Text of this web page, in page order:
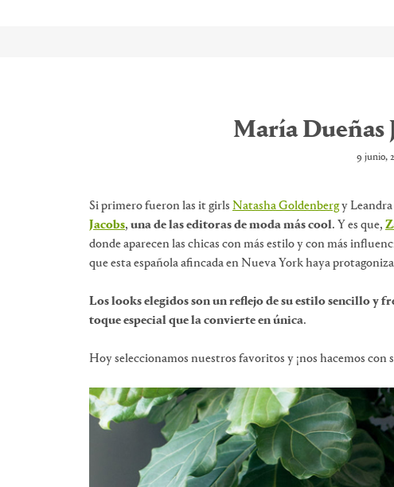
María Dueñas
9 junio,
Si primero fueron las it girls Natasha Goldenbergy Leandra
Jacobs, una de las editoras de moda más cool. Y es que,
donde aparecen las chicas con más estilo y con más
que esta española afincada en Nueva York haya
Los looks elegidos son un reflejo de su estilo sencillo y
toque especial que la convierte en única.
Hoy seleccionamos nuestros favoritos y ¡nos hacemos con